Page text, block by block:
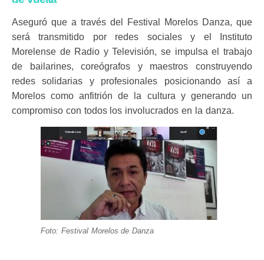
Aseguró que a través del Festival Morelos Danza, que
será transmitido por redes sociales y el Instituto
Morelense de Radio y Televisión, se impulsa el trabajo
de bailarines, coreógrafos y maestros construyendo
redes solidarias y profesionales posicionando así a
Morelos como anfitrión de la cultura y generando un
compromiso con todos los involucrados en la danza.
Foto: Festival Morelos de Danza